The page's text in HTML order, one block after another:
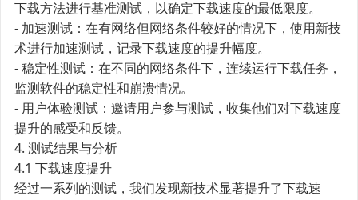
下载方法进行基准测试，以确定下载速度的最低限度。
- 加速测试：在有网络但网络条件较好的情况下，使用新技
术进行加速测试，记录下载速度的提升幅度。
- 稳定性测试：在不同的网络条件下，连续运行下载任务，
监测软件的稳定性和崩溃情况。
- 用户体验测试：邀请用户参与测试，收集他们对下载速度
提升的感受和反馈。
4. 测试结果与分析
4.1 下载速度提升
经过一系列的测试，我们发现新技术显著提升了下载速